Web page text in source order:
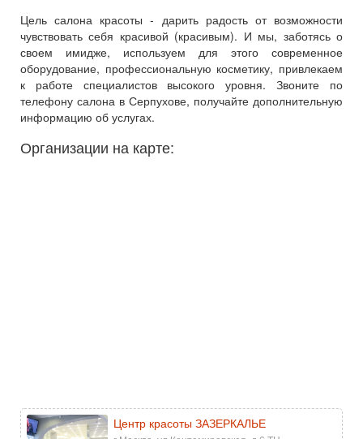
Цель салона красоты - дарить радость от возможности
чувствовать себя красивой (красивым). И мы, заботясь о
своем имидже, используем для этого современное
оборудование, профессиональную косметику, привлекаем
к работе специалистов высокого уровня. Звоните по
телефону салона в Серпухове, получайте дополнительную
информацию об услугах.
Организации на карте:
Центр красоты ЗАЗЕРКАЛЬЕ